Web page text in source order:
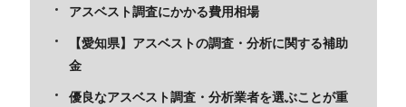
アスベスト調査にかかる費用相場
【愛知県】アスベストの調査・分析に関する補助
金
優良なアスベスト調査・分析業者を選ぶことが重